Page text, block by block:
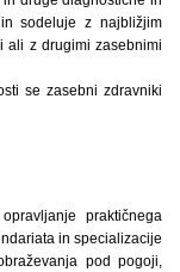
sodeluje z najbližjim
ali z drugimi zasebnimi
se zasebni zdravniki
praktičnega
in specializacije
pod pogoji,